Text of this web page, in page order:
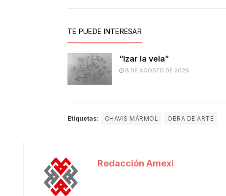
TE PUEDE INTERESAR
“Izar la vela”
8 DE AGOSTO DE 2026
Etiquetas: CHAVIS MÁRMOL OBRA DE ARTE
Redacción Amexi